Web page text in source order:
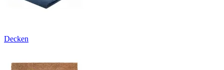
Decken